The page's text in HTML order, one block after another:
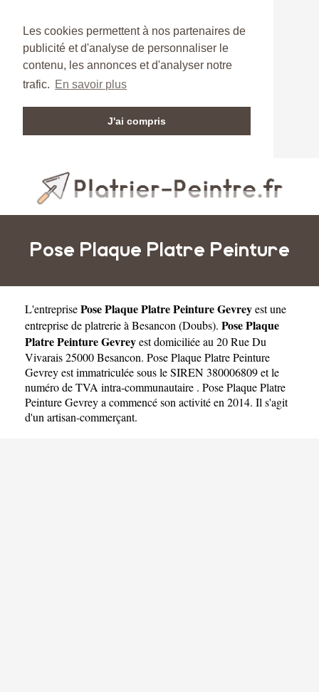
Les cookies permettent à nos partenaires de
publicité et d'analyse de personnaliser le
contenu, les annonces et d'analyser notre
trafic. En savoir plus
J'ai compris
Pose Plaque Platre Peinture
Gevrey
L'entreprisePose Plaque Platre Peinture Gevreyest une
entreprise de platrerie à Besancon (Doubs). Pose Plaque
Platre Peinture Gevreyest domiciliée au 20 Rue Du
Vivarais 25000 Besancon. Pose Plaque Platre Peinture
Gevrey est immatriculée sous le SIREN 380006809 et le
numéro de TVA intra-communautaire . Pose Plaque Platre
Peinture Gevrey a commencé son activité en 2014. Il s'agit
d'un artisan-commerçant.